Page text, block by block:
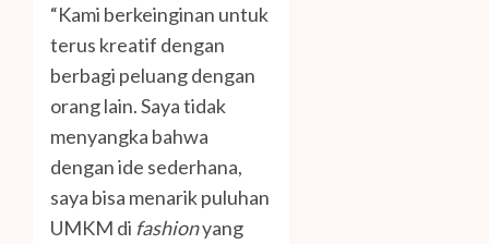
“Kami berkeinginan untuk
terus kreatif dengan
berbagi peluang dengan
orang lain. Saya tidak
menyangka bahwa
dengan ide sederhana,
saya bisa menarik puluhan
UMKM di fashionyang